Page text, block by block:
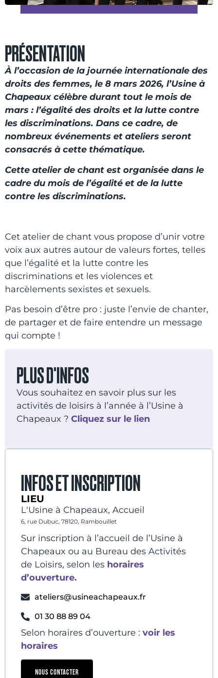
PRÉSENTATION
À l’occasion de la journée internationale des
droits des femmes, le 8 mars 2026, l’Usine à
Chapeaux célèbre durant tout le mois de
mars : l’égalité des droits et la lutte contre
les discriminations. Dans ce cadre, de
nombreux événements et ateliers seront
consacrés à cette thématique.
Cette atelier de chant est organisée dans le
cadre du mois de l’égalité et de la lutte
contre les discriminations.
Cet atelier de chant vous propose d’unir votre
voix aux autres autour de valeurs fortes, telles
que l’égalité et la lutte contre les
discriminations et les violences et
harcèlements sexistes et sexuels.
Pas besoin d’être pro : juste l’envie de chanter,
de partager et de faire entendre un message
qui compte !
PLUS D'INFOS
Vous souhaitez en savoir plus sur les
activités de loisirs à l’année à l’Usine à
Chapeaux ? Cliquez sur le lien
INFOS ET INSCRIPTION
LIEU
L'Usine à Chapeaux, Accueil
6, rue Dubuc, 78120, Rambouillet
Sur inscription à l’accueil de l’Usine à
Chapeaux ou au Bureau des Activités
de Loisirs, selon les horaires
d’ouverture.
ateliers@usineachapeaux.fr
01 30 88 89 04
Selon horaires d’ouverture : voir les
horaires
NOUS CONTACTER